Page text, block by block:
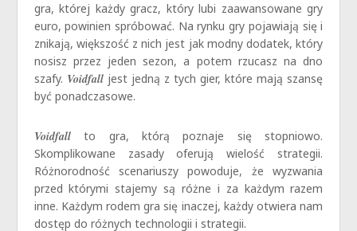
gra, której każdy gracz, który lubi zaawansowane gry
euro, powinien spróbować. Na rynku gry pojawiają się i
znikają, większość z nich jest jak modny dodatek, który
nosisz przez jeden sezon, a potem rzucasz na dno
szafy. Voidfall jest jedną z tych gier, które mają szansę
być ponadczasowe.
Voidfall
to gra, którą poznaje się stopniowo.
Skomplikowane zasady oferują wielość strategii.
Różnorodność scenariuszy powoduje, że wyzwania
przed którymi stajemy są różne i za każdym razem
inne. Każdym rodem gra się inaczej, każdy otwiera nam
dostęp do różnych technologii i strategii.